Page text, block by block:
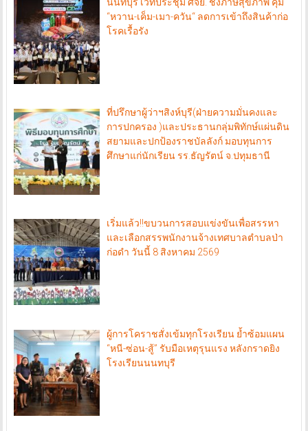
“หวาน-เค็ม-เมา-ควัน“ ลดการเข้าถึงสินค้าก่อ
โรคเรื้อรัง
ที่ปรึกษาผู้ว่าฯสิงห์บุรี(ฝ่ายความมั่นคงและ
การปกครอง )และประธานกลุ่มพิทักษ์แผ่นดิน
สยามและปกป้องราชบัลลังก์ มอบทุนการ
ศึกษาแก่นักเรียน รร.ธัญรัตน์ จ.ปทุมธานี
เริ่มแล้ว!!ขบวนการสอบแข่งขันเพื่อสรรหา
และเลือกสรรพนักงานจ้างเทศบาลตำบลป่า
ก่อดำ วันนี้ 8 สิงหาคม 2569
ผู้การโคราชสั่งเข้มทุกโรงเรียน ย้ำซ้อมแผน
“หนี-ซ่อน-สู้” รับมือเหตุรุนแรง หลังกราดยิง
โรงเรียนนนทบุรี